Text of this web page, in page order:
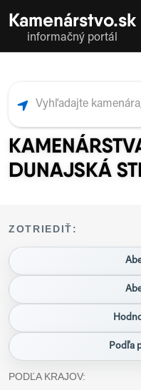
Kamenárstvo.sk
informačný portál
DUNAJSKÁ
ZOTRIEDIŤ:
Podľa
PODĽA KRAJOV: